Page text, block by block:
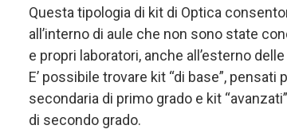
Questa tipologia di kit di Optica
all’interno di aule che non sono state
e propri laboratori, anche all’esterno
E’ possibile trovare kit “di base”, pensati
secondaria di primo grado e kit
di secondo grado.